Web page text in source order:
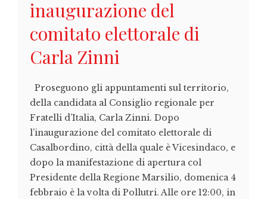
inaugurazione del
comitato elettorale di
Carla Zinni
Proseguono gli appuntamenti sul territorio,
della candidata al Consiglio regionale per
Fratelli d’Italia, Carla Zinni. Dopo
l’inaugurazione del comitato elettorale di
Casalbordino, città della quale è Vicesindaco, e
dopo la manifestazione di apertura col
Presidente della Regione Marsilio, domenica 4
febbraio è la volta di Pollutri. Alle ore 12:00, in